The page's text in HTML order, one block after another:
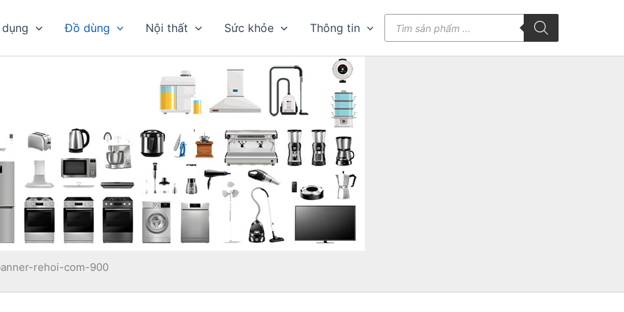
Đồ dùng Nội thất Sức khỏe Thông tin
kiếm
rehoi-com-900